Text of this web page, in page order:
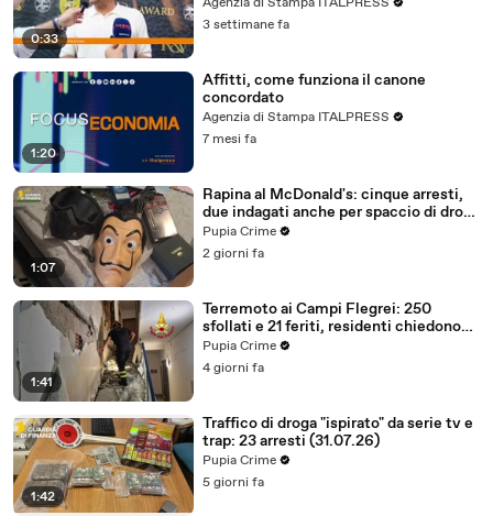
0:33
3 settimane fa
1:20
Affitti, come funziona il canone
concordato
Agenzia di Stampa ITALPRESS
7 mesi fa
1:07
Rapina al McDonald's: cinque arresti,
due indagati anche per spaccio di droga
(03.08.26)
Pupia Crime
2 giorni fa
1:41
Terremoto ai Campi Flegrei: 250
sfollati e 21 feriti, residenti chiedono
certezze sul futuro (01.08.26)
Pupia Crime
4 giorni fa
1:42
Traffico di droga "ispirato" da serie tv e
trap: 23 arresti (31.07.26)
Pupia Crime
5 giorni fa